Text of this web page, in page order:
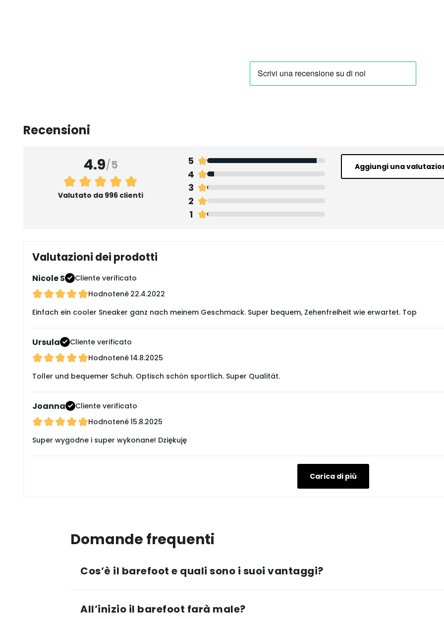
Recensioni
4.9/5
Valutato da 996 clienti
5
4
3
2
1
Aggiungi una
Valutazioni dei prodotti
Nicole S
Cliente verificato
Hodnotené 22.4.2022
Einfach ein cooler Sneaker ganz nach meinem Geschmack. Super bequem, Zehenfreiheit wie erwartet. Top
Ursula
Cliente verificato
Hodnotené14.8.2025
Toller und bequemer Schuh. Optisch schön sportlich. Super Qualität.
Joanna
Cliente verificato
Hodnotené15.8.2025
Super wygodne i super wykonane! Dziękuję
Carica di più
Domande frequenti
Cos’è il barefoot e quali sono i suoi vantaggi?
All’inizio il barefoot farà male?